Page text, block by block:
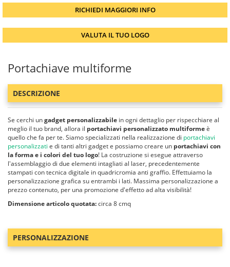
RICHIEDI MAGGIORI INFO
VALUTA IL TUO LOGO
Portachiave multiforme
DESCRIZIONE
Se cerchi ungadget personalizzabile in ogni dettaglio per rispecchiare al
meglio il tuo brand, allora il portachiavi personalizzato multiformeè
quello che fa per te. Siamo specializzati nella realizzazione di portachiavi
personalizzati e di tanti altri gadget e possiamo creare un portachiavi con
la forma e i colori del tuo logo! La costruzione si esegue attraverso
l'assemblaggio di due elementi intagliati al laser, precedentemente
stampati con tecnica digitale in quadricromia anti graffio. Effettuiamo la
personalizzazione grafica su entrambi i lati. Massima personalizzazione a
prezzo contenuto, per una promozione d'effetto ad alta visibilità!
Dimensione articolo quotata:circa 8 cmq
PERSONALIZZAZIONE